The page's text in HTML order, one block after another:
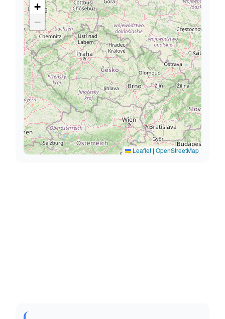
+
−
Leaflet | OpenStreetMap